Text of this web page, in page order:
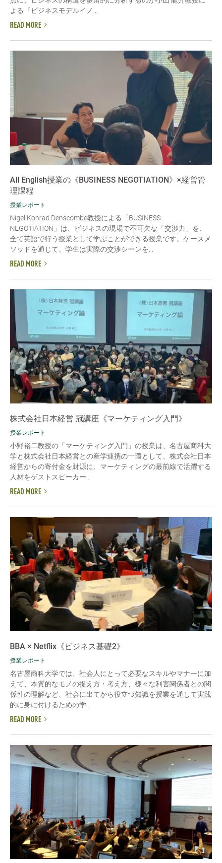
よる『ビジネスモデルイノ...
READ MORE
All English授業の《BUSINESS NEGOTIATION》×経営管
理課程
授業レポート
Nigel Konrad Denscombe教授による「BUSINESS
NEGOTIATION」は、ビジネスの現場で不可欠な「交渉力」を、
全て英語で行う授業として学ぶことができる授業です。ケースメ
ソッドを通じて、学生は実際の交渉シーンを...
READ MORE
株式会社日本経営 冠講座《マーケティング入門》
授業レポート
小野裕二教授の「マーケティング入門」の授業は、名古屋商科大
学と株式会社日本経営との産学連携の一環として、株式会社日本
経営からの寄付金を財源に、マーケティングの最前線で活躍する
人材をゲストスピーカー...
READ MORE
BBA × Netflix《ビジネス基礎2》
授業レポート
名古屋商科大学では、社会人にとって必要なスキルやマナーに加
えて、本質的なモノの捉え方・考え方、様々な利害関係者との関
係性の理解など、社会に出てから役立つ知識を授業を通して実践
的に身に付けるための学...
READ MORE